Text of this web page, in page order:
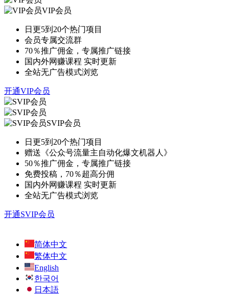
VIP会员
日更5到20个热门项目
会员专属交流群
70％推广佣金，专属推广链接
国内外网赚课程 实时更新
全站无广告模式浏览
开通VIP会员
SVIP会员
日更5到20个热门项目
赠送《公众号流量主自动化爆文机器人》
50％推广佣金，专属推广链接
免费投稿，70％超高分佣
国内外网赚课程 实时更新
全站无广告模式浏览
开通SVIP会员
简体中文
繁体中文
English
한국어
日本語